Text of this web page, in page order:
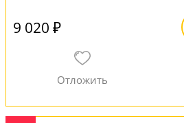
9 020 ₽